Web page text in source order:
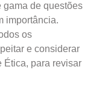
gama de questões
importância.
os
e considerar
Ética, para revisar